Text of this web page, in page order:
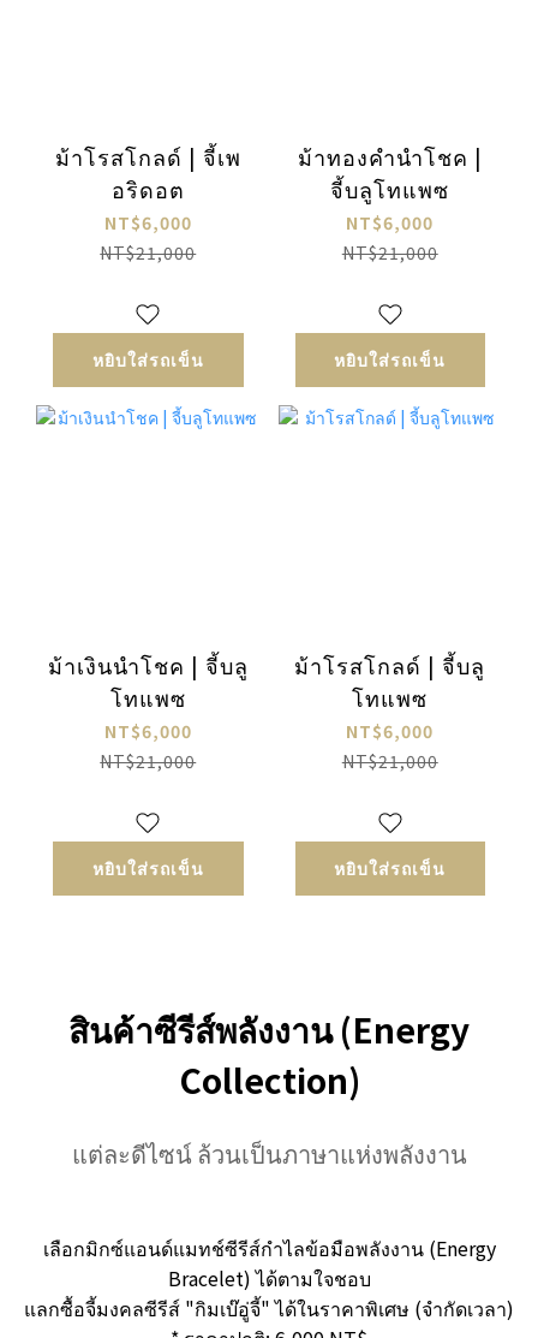
ม้าโรสโกลด์ | จี้เพ
อริดอต
NT$6,000
NT$21,000
หยิบใส่รถเข็น
ม้าทองคำนำโชค |
จี้บลูโทแพซ
NT$6,000
NT$21,000
หยิบใส่รถเข็น
ม้าเงินนำโชค | จี้บลู
โทแพซ
NT$6,000
NT$21,000
หยิบใส่รถเข็น
ม้าโรสโกลด์ | จี้บลู
โทแพซ
NT$6,000
NT$21,000
หยิบใส่รถเข็น
สินค้าซีรีส์พลังงาน (Energy
Collection)
แต่ละดีไซน์ ล้วนเป็นภาษาแห่งพลังงาน
เลือกมิกซ์แอนด์แมทช์ซีรีส์กำไลข้อมือพลังงาน (Energy
Bracelet) ได้ตามใจชอบ
แลกซื้อจี้มงคลซีรีส์ "กิมเบ๊อู่จี้" ได้ในราคาพิเศษ (จำกัดเวลา)